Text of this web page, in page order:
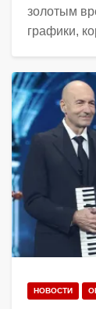
золотым
графики,
НОВОСТИ